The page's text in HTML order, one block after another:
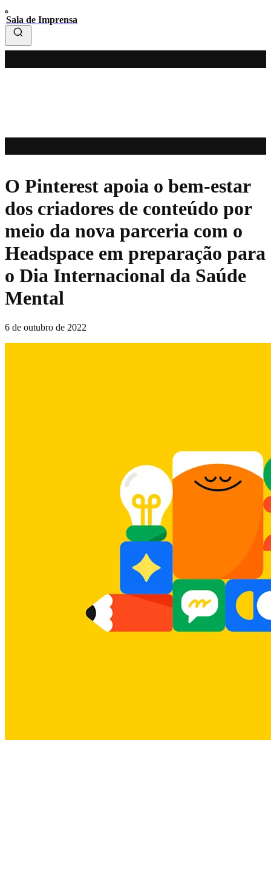
Sala de Imprensa
O Pinterest apoia o bem-estar
dos criadores de conteúdo por
meio da nova parceria com o
Headspace em preparação para
o Dia Internacional da Saúde
Mental
6 de outubro de 2022